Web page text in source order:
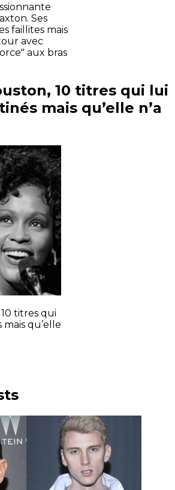
Ses
faillites mais
avec
aux bras
10 titres qui lui
mais qu’elle n’a
titres qui
qu’elle